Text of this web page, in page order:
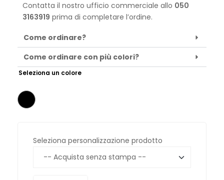
Contatta il nostro ufficio commerciale allo 050
3163919 prima di completare l’ordine.
Come ordinare?
Come ordinare con più colori?
Seleziona un colore
Seleziona personalizzazione prodotto